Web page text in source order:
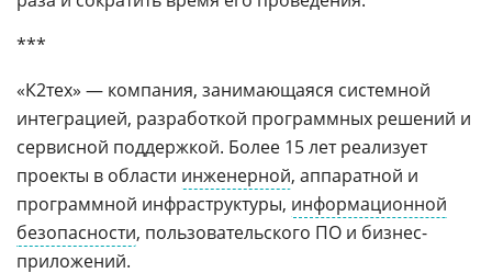
***
«К2тех» — компания, занимающаяся системной
интеграцией, разработкой программных решений и
сервисной поддержкой. Более 15 лет реализует
проекты в области инженерной, аппаратной и
программной инфраструктуры, информационной
безопасности, пользовательского ПО и бизнес-
приложений.